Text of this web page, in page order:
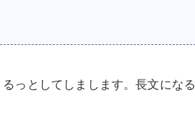
っとしてしまします。長文になる